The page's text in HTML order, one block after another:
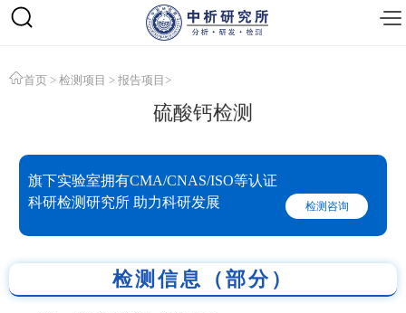
首页 > 检测项目 > 报告项目 >
硫酸钙检测
旗下实验室拥有CMA/CNAS/ISO等认证
科研检测研究所 助力科研发展
检测咨询
检测信息（部分）